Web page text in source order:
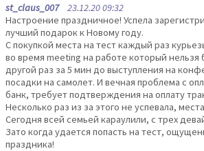
st_claus_00723.12.20 09:32
Настроение праздничное! Успела
лучший подарок к Новому году.
С покупкой места на тест каждый раз
во время meeting на работе который нельзя
другой раз за 5 мин до выступления на
посадки на самолет. И вечная проблема с
банк, требует подтверждения на оплату
Несколько раз из за этого не успевала,
Сегодня всей семьей караулили, с трех
Зато когда удается попасть на тест,
праздника!